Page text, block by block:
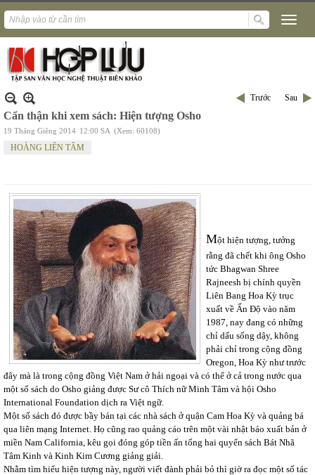
Trước Sau
Cẩn thận khi xem sách: Hiện tượng Osho
19 Tháng Giêng 2014 12:00 SA (Xem: 60108)
HOÀNG LIÊN TÂM
Một hiện tượng, tưởng
rằng đã chết khi ông Osho
tức Bhagwan Shree
Rajneesh bị chính quyền
Liên Bang Hoa Kỳ trục
xuất về Ấn Độ vào năm
1987, nay đang có những
chỉ dấu sống dậy, không
phải chỉ trong cộng đồng
Oregon, Hoa Kỳ như trước
đây mà là trong cộng đồng Việt Nam ở hải ngoại và có thể ở cả trong nước qua
một số sách do Osho giảng được Sư cô Thích nữ Minh Tâm và hội Osho
International Foundation dịch ra Việt ngữ.
Một số sách đó được bầy bán tại các nhà sách ở quận Cam Hoa Kỳ và quảng bá
qua liên mạng Internet. Họ cũng rao quảng cáo trên một vài nhật báo xuất bản ở
miền Nam California, kêu gọi đóng góp tiền ấn tống hai quyển sách Bát Nhã
Tâm Kinh và Kinh Kim Cương giảng giải.
Nhằm tìm hiểu hiện tượng này, người viết đành phải bỏ thì giờ ra đọc một số tác